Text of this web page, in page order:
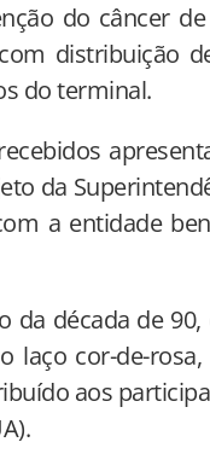
do câncer
distribuição
do terminal.
da
a entidade
da década de
laço cor-de-
aos